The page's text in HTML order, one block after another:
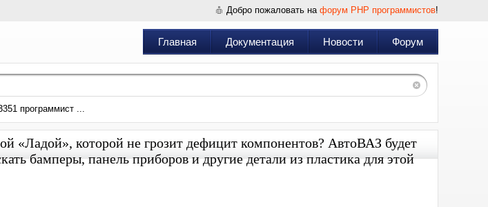
Добро пожаловать на форум PHP программистов!
Главная Документация Новости Форум
программист ...
«Ладой», которой не грозит дефицит компонентов? АвтоВАЗ будет
бамперы, панель приборов и другие детали из пластика для этой